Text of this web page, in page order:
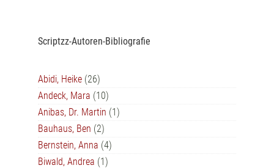
Scriptzz-Autoren-Bibliografie
Abidi, Heike (26)
Andeck, Mara (10)
Anibas, Dr. Martin (1)
Bauhaus, Ben (2)
Bernstein, Anna (4)
Biwald, Andrea (1)